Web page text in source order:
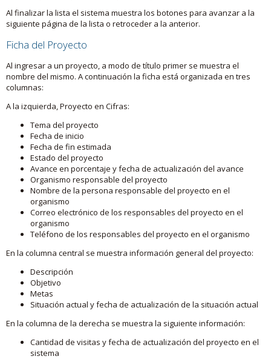
Al finalizar la lista el sistema muestra los botones para avanzar a la
siguiente página de la lista o retroceder a la anterior.
Ficha del Proyecto
Al ingresar a un proyecto, a modo de título primer se muestra el
nombre del mismo. A continuación la ficha está organizada en tres
columnas:
A la izquierda, Proyecto en Cifras:
Tema del proyecto
Fecha de inicio
Fecha de fin estimada
Estado del proyecto
Avance en porcentaje y fecha de actualización del avance
Organismo responsable del proyecto
Nombre de la persona responsable del proyecto en el
organismo
Correo electrónico de los responsables del proyecto en el
organismo
Teléfono de los responsables del proyecto en el organismo
En la columna central se muestra información general del proyecto:
Descripción
Objetivo
Metas
Situación actual y fecha de actualización de la situación actual
En la columna de la derecha se muestra la siguiente información:
Cantidad de visitas y fecha de actualización del proyecto en el
sistema